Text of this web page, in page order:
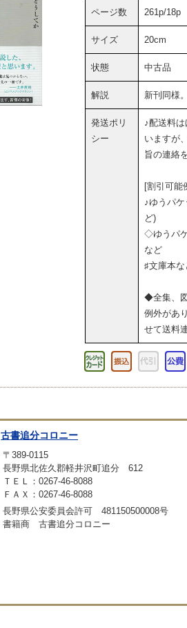
ページ数 261p/18p
サイズ 20cm
状態 中古品
解説 新刊同様。
発送ポリ
シー
♪配送料
いますが
旨の連絡
[割引可能
♪ゆうパ
ど)
◇ゆうパ
など
♯文庫本
◆全集、
例外があ
せて送料
古書追分コロニー
〒389-0115
長野県北佐久郡軽井沢町追分 612
ＴＥＬ：0267-46-8088
ＦＡＸ：0267-46-8088
長野県公安委員会許可 481150500008号
書籍商 古書追分コロニー